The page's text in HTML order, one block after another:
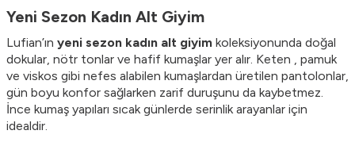
Yeni Sezon Kadın Alt Giyim
Lufian’ın yeni sezon kadın alt giyim koleksiyonunda doğal
dokular, nötr tonlar ve hafif kumaşlar yer alır. Keten , pamuk
ve viskos gibi nefes alabilen kumaşlardan üretilen pantolonlar,
gün boyu konfor sağlarken zarif duruşunu da kaybetmez.
İnce kumaş yapıları sıcak günlerde serinlik arayanlar için
idealdir.